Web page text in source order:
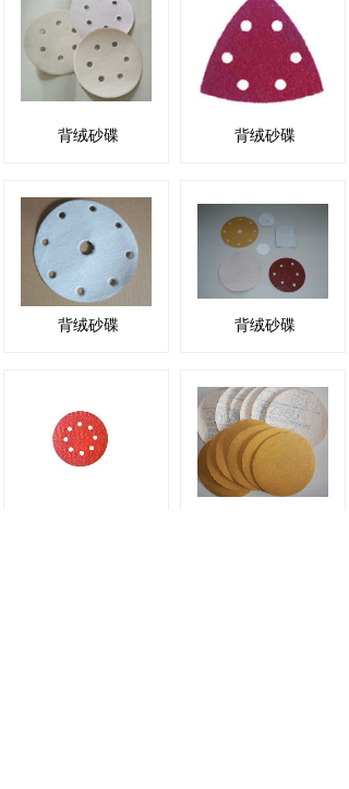
背绒砂碟 背绒砂碟
背绒砂碟 背绒砂碟